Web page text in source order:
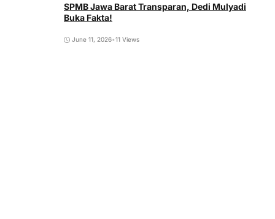
SPMB Jawa Barat Transparan, Dedi Mulyadi
Buka Fakta!
June 11, 2026•11 Views